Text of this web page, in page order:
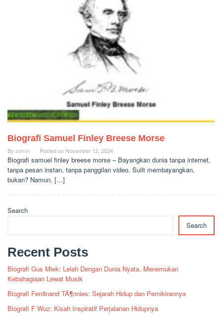
Biografi Samuel Finley Breese Morse
By admin Posted on November 12, 2024
Biografi samuel finley breese morse – Bayangkan dunia tanpa internet,
tanpa pesan instan, tanpa panggilan video. Sulit membayangkan,
bukan? Namun, […]
Search
Search
Recent Posts
Biografi Gus Miek: Lelah Dengan Dunia Nyata, Menemukan
Kebahagiaan Lewat Musik
Biografi Ferdinand TÃ¶nnies: Sejarah Hidup dan Pemikirannya
Biografi F Wuz: Kisah Inspiratif Perjalanan Hidupnya